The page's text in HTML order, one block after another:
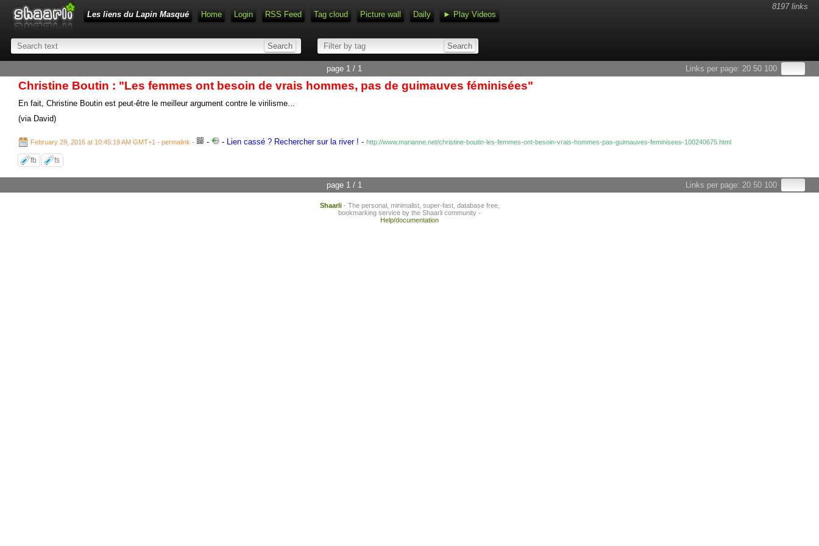
8197 links
Les liens du Lapin Masqué
Home Login RSS Feed Tag cloud Picture wall Daily ► Play Videos
Links per page: 20 50 100
page 1 / 1
Christine Boutin : "Les femmes ont besoin de vrais hommes, pas de guimauves féminisées"
En fait, Christine Boutin est peut-être le meilleur argument contre le virilisme...
(via David)
February 29, 2016 at 10:45:19 AM GMT+1 - permalink - - - Lien cassé ? Rechercher sur la river ! - http://www.marianne.net/christine-boutin-les-femmes-ont-besoin-vrais-hommes-pas-guimauves-feminisees-100240675.html
fb fs
Links per page: 20 50 100
page 1 / 1
Shaarli- The personal, minimalist, super-fast, database free,
bookmarking service by the Shaarli community -
Help/documentation